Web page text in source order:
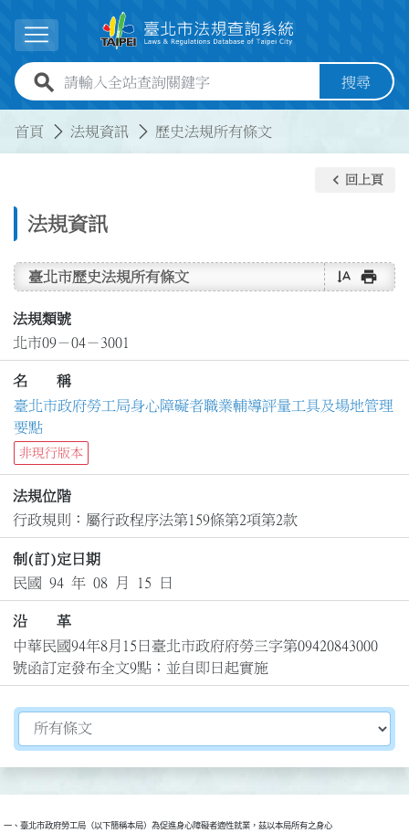
展開選單
全站查詢關鍵字欄位 搜尋
首頁 法規資訊 歷史法規所有條文
法規資訊
keyboard_arrow_left 回上頁
臺北市歷史法規所有條文 text_rotate_vertical print
法規類號
北市09－04－3001
名 稱
臺北市政府勞工局身心障礙者職業輔導評量工具及場地管理
要點
非現行版本
法規位階
行政規則：屬行政程序法第159條第2項第2款
制(訂)定日期
民國 94 年 08 月 15 日
沿 革
中華民國94年8月15日臺北市政府府勞三字第09420843000
號函訂定發布全文9點；並自即日起實施
切換選擇法規資訊內容
一、臺北市政府勞工局（以下簡稱本局）為促進身心障礙者適性就業，茲以本局所有之身心